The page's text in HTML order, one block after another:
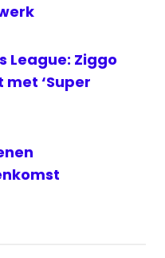
League: Ziggo
‘Super